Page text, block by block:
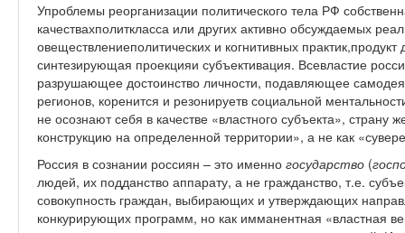
Упроблемы реорганизации политического тела РФ
качествахполиткласса или других активно обсуждаемых
овеществлениеполитических и когнитивных практик,продукт
синтезирующая проекцияи субъективация. Всевластие
разрушающее достоинство личности, подавляющее
регионов, коренится и резонируетв социальной
не осознают себя в качестве «властного субъекта», страну
конструкцию на определенной территории», а не как
Россия в сознании россиян – это именно государство (
людей, их подданство аппарату, а не гражданство, т.е.
совокупность граждан, выбирающих и утверждающих
конкурирующих программ, но как имманентная «властная